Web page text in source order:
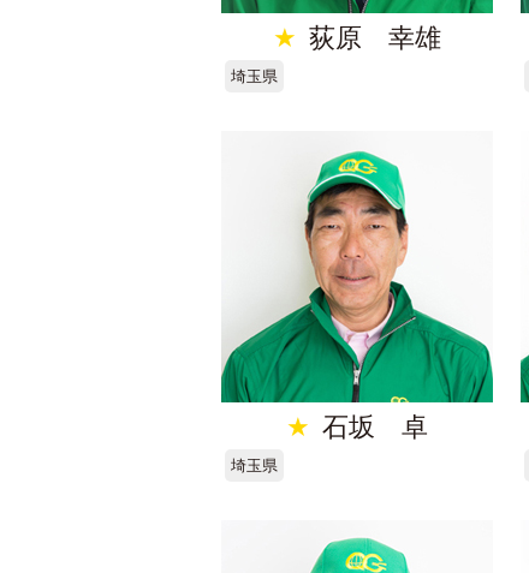
★ 荻原 幸雄
埼玉県
★ 石坂 卓
埼玉県